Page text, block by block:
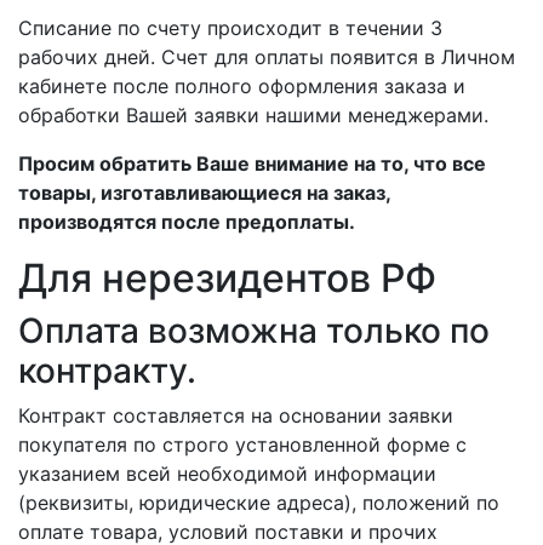
Списание по счету происходит в течении 3
рабочих дней. Счет для оплаты появится в Личном
кабинете после полного оформления заказа и
обработки Вашей заявки нашими менеджерами.
Просим обратить Ваше внимание на то, что все
товары, изготавливающиеся на заказ,
производятся после предоплаты.
Для нерезидентов РФ
Оплата возможна только по
контракту.
Контракт составляется на основании заявки
покупателя по строго установленной форме с
указанием всей необходимой информации
(реквизиты, юридические адреса), положений по
оплате товара, условий поставки и прочих